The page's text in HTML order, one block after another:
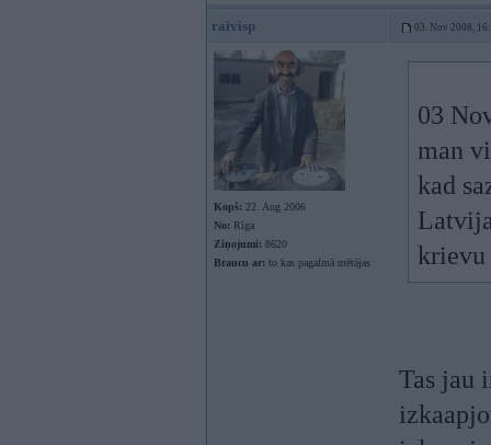
raivisp 03. Nov 2008,
Kopš: 22. Aug 2006
No: Rīga
Ziņojumi: 8620
Braucu ar: to kas pagalmā mētājas
03
man
kad
krievu
Tas jau